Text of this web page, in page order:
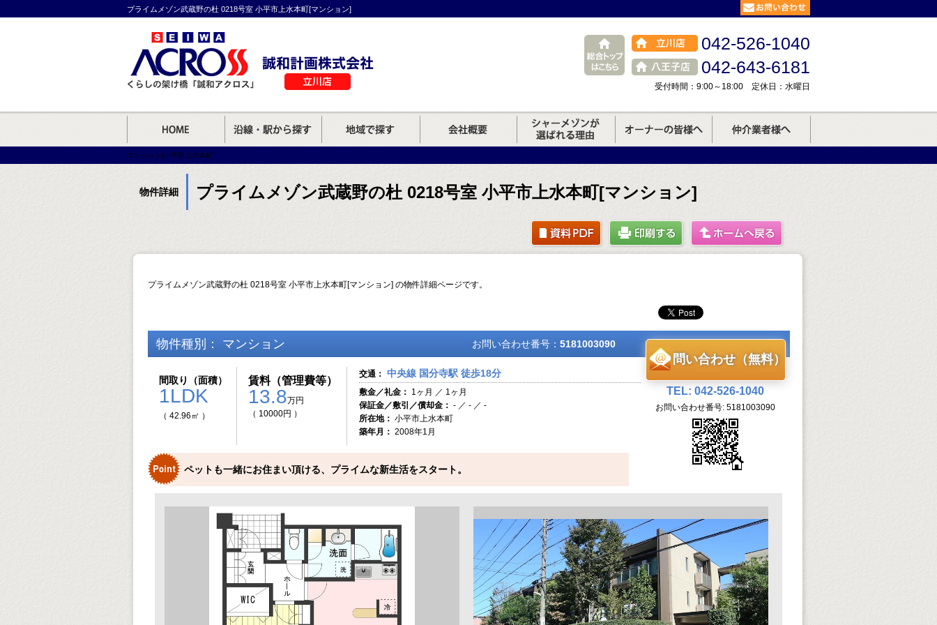
042-526-1040
042-643-6181
受付時間：9:00～18:00 定休日：水曜日
プライムメゾン武蔵野の杜 0218号室 小平市上水本町[マンション]
マンション[小平市上水本町]
物件詳細 プライムメゾン武蔵野の杜 0218号室 小平市上水本町[マンション]
プライムメゾン武蔵野の杜 0218号室 小平市上水本町[マンション] の物件詳細ページです。
物件種別： マンション お問い合わせ番号： 5181003090
間取り（面積）
1LDK
（ 42.96㎡ ）
賃料（管理費等）
13.8万円
（ 10000円 ）
交通： 中央線 国分寺駅 徒歩18分
敷金／礼金： 1ヶ月 ／ 1ヶ月
保証金／敷引／償却金： - ／ - ／ -
所在地： 小平市上水本町
築年月： 2008年1月
ペットも一緒にお住まい頂ける、プライムな新生活をスタート。
問い合わせ（無料）
TEL: 042-526-1040
お問い合わせ番号: 5181003090